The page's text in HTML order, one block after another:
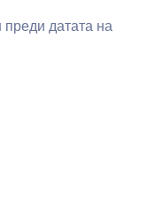
датата на